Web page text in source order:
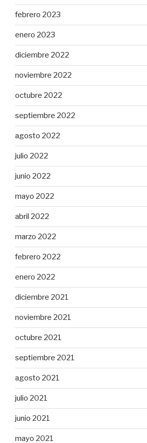
febrero 2023
enero 2023
diciembre 2022
noviembre 2022
octubre 2022
septiembre 2022
agosto 2022
julio 2022
junio 2022
mayo 2022
abril 2022
marzo 2022
febrero 2022
enero 2022
diciembre 2021
noviembre 2021
octubre 2021
septiembre 2021
agosto 2021
julio 2021
junio 2021
mayo 2021